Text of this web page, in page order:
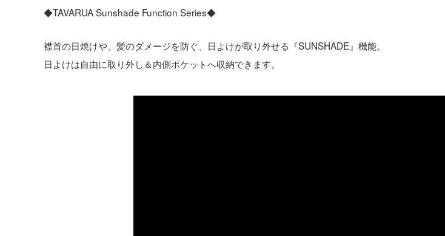
◆TAVARUA Sunshade Function Series◆
襟首の日焼けや、髪のダメージを防ぐ、日よけが取り外せる『SUNSHADE』機能。
日よけは自由に取り外し＆内側ポケットへ収納できます。